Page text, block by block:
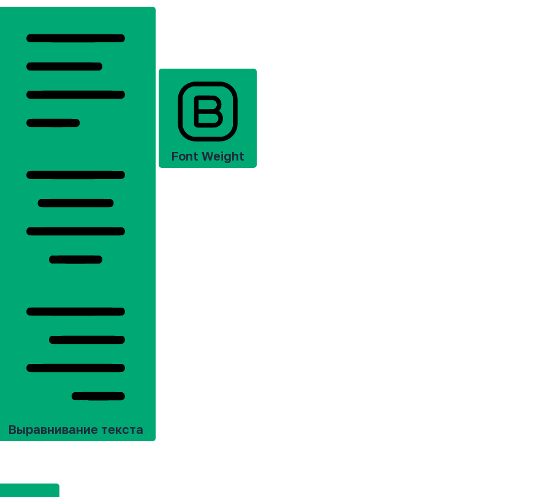
Выравнивание текста
Font Weight